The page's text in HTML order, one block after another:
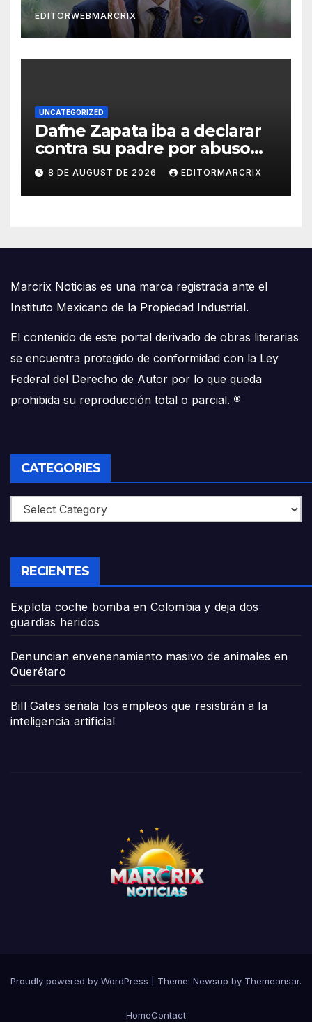
EDITORWEBMARCRIX
UNCATEGORIZED
Dafne Zapata iba a declarar
contra su padre por abuso
sexual
8 DE AUGUST DE 2026 EDITORMARCRIX
Marcrix Noticias es una marca registrada ante el
Instituto Mexicano de la Propiedad Industrial.
El contenido de este portal derivado de obras literarias
se encuentra protegido de conformidad con la Ley
Federal del Derecho de Autor por lo que queda
prohibida su reproducción total o parcial. ®
CATEGORIES
Categories
RECIENTES
Explota coche bomba en Colombia y deja dos
guardias heridos
Denuncian envenenamiento masivo de animales en
Querétaro
Bill Gates señala los empleos que resistirán a la
inteligencia artificial
Proudly powered by WordPress Theme: Newsup by Themeansar.
HomeContact